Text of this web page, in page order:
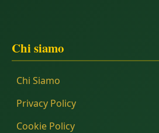
Chi siamo
Chi Siamo
Privacy Policy
Cookie Policy